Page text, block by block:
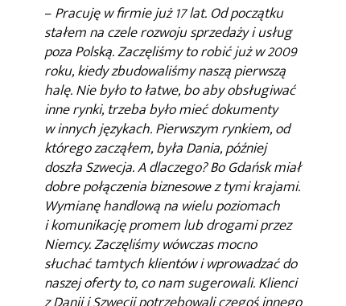
–Pracuję w firmie już 17 lat. Od początku
stałem na czele rozwoju sprzedaży i usług
poza Polską. Zaczęliśmy to robić już w 2009
roku, kiedy zbudowaliśmy naszą pierwszą
halę. Nie było to łatwe, bo aby obsługiwać
inne rynki, trzeba było mieć dokumenty
w innych językach. Pierwszym rynkiem, od
którego zacząłem, była Dania, później
doszła Szwecja. A dlaczego? Bo Gdańsk miał
dobre połączenia biznesowe z tymi krajami.
Wymianę handlową na wielu poziomach
i komunikację promem lub drogami przez
Niemcy. Zaczęliśmy wówczas mocno
słuchać tamtych klientów i wprowadzać do
naszej oferty to, co nam sugerowali. Klienci